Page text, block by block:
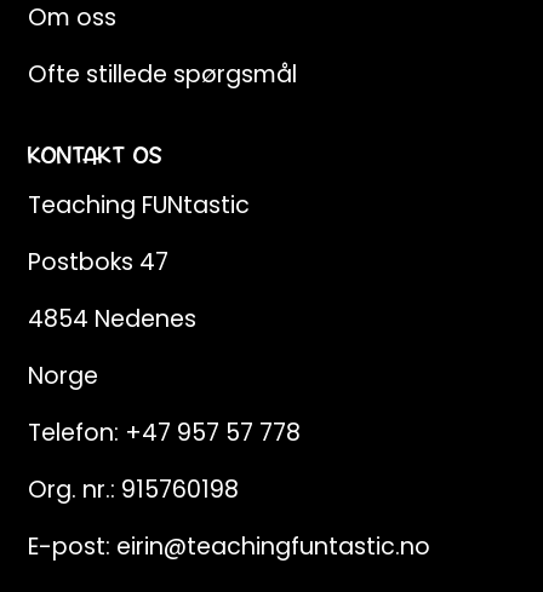
Om oss
Ofte stillede spørgsmål
KONTAKT OS
Teaching FUNtastic
Postboks 47
4854 Nedenes
Norge
Telefon: +47 957 57 778
Org. nr.: 915760198
E-post: eirin@teachingfuntastic.no